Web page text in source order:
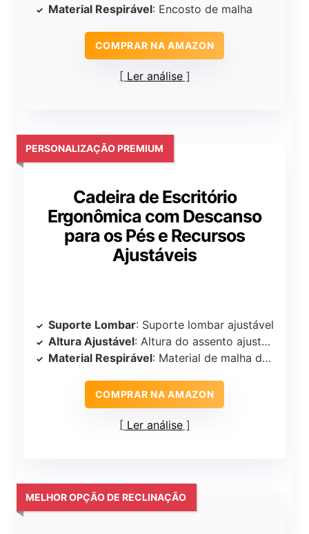
Material Respirável: Encosto de malha
COMPRAR NA AMAZON
Ler análise
Cadeira de Escritório
Ergonômica com Descanso
para os Pés e Recursos
Ajustáveis
PERSONALIZAÇÃO PREMIUM
Suporte Lombar: Suporte lombar ajustável
Altura Ajustável: Altura do assento ajustável
Material Respirável: Material de malha de alta resistência
COMPRAR NA AMAZON
Ler análise
MELHOR OPÇÃO DE RECLINAÇÃO